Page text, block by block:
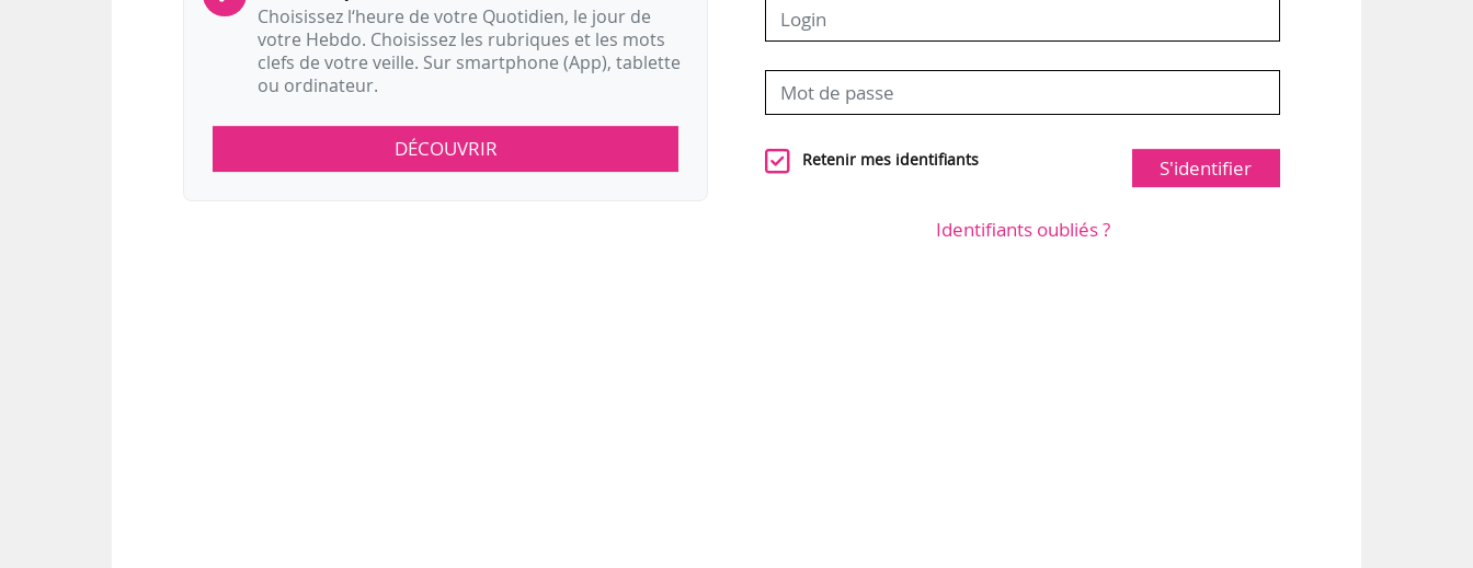
Choisissez l‘heure de votre Quotidien, le jour de
votre Hebdo. Choisissez les rubriques et les mots
clefs de votre veille. Sur smartphone (App), tablette
ou ordinateur.
DÉCOUVRIR Retenir mes identifiants S'identifier
Identifiants oubliés ?